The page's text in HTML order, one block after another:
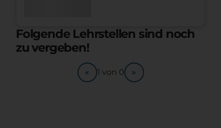
Folgende Lehrstellen sind noch
zu vergeben!
« 1 von 0 »